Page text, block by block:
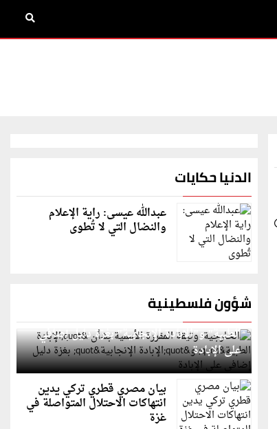
الدنيا حكايات
عبدالله عيسى: راية الإعلام
والنضال التي لا تُطوى
شؤون فلسطينية
الخارجية: وثيقة المقررة الأممية بشأن "الإبادة
الطبية" و"الإبادة الإنجابية" بغزة دليل إضافي
على الإبادة
بيان مصري قطري تركي يدين
انتهاكات الاحتلال المتواصلة في
غزة